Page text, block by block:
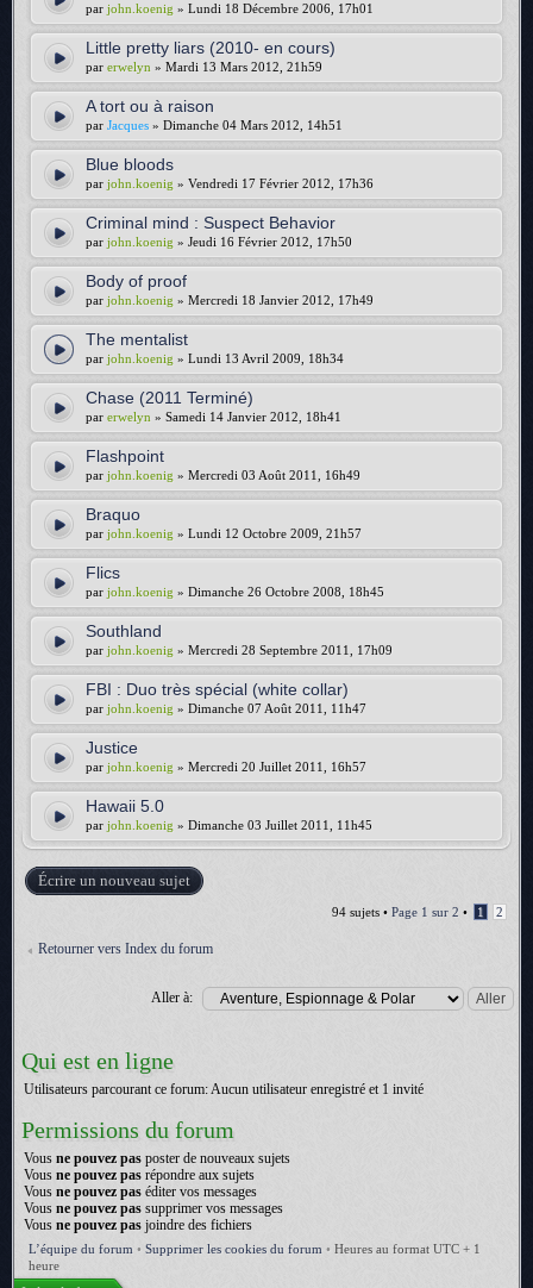
par john.koenig » Lundi 18 Décembre 2006, 17h01
Little pretty liars (2010- en cours)
par erwelyn » Mardi 13 Mars 2012, 21h59
A tort ou à raison
par Jacques » Dimanche 04 Mars 2012, 14h51
Blue bloods
par john.koenig » Vendredi 17 Février 2012, 17h36
Criminal mind : Suspect Behavior
par john.koenig » Jeudi 16 Février 2012, 17h50
Body of proof
par john.koenig » Mercredi 18 Janvier 2012, 17h49
The mentalist
par john.koenig » Lundi 13 Avril 2009, 18h34
Chase (2011 Terminé)
par erwelyn » Samedi 14 Janvier 2012, 18h41
Flashpoint
par john.koenig » Mercredi 03 Août 2011, 16h49
Braquo
par john.koenig » Lundi 12 Octobre 2009, 21h57
Flics
par john.koenig » Dimanche 26 Octobre 2008, 18h45
Southland
par john.koenig » Mercredi 28 Septembre 2011, 17h09
FBI : Duo très spécial (white collar)
par john.koenig » Dimanche 07 Août 2011, 11h47
Justice
par john.koenig » Mercredi 20 Juillet 2011, 16h57
Hawaii 5.0
par john.koenig » Dimanche 03 Juillet 2011, 11h45
Écrire un nouveau sujet
94 sujets • Page 1 sur 2 • 1 2
Retourner vers Index du forum
Aller à:
Qui est en ligne
Utilisateurs parcourant ce forum: Aucun utilisateur enregistré et 1 invité
Permissions du forum
Vous ne pouvez pas poster de nouveaux sujets
Vous ne pouvez pas répondre aux sujets
Vous ne pouvez pas éditer vos messages
Vous ne pouvez pas supprimer vos messages
Vous ne pouvez pas joindre des fichiers
L’équipe du forum • Supprimer les cookies du forum • Heures au format UTC + 1
heure